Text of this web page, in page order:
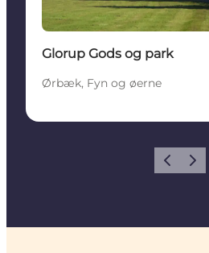
Glorup Gods og park
Ørbæk, Fyn og øerne
ForrigeNæste